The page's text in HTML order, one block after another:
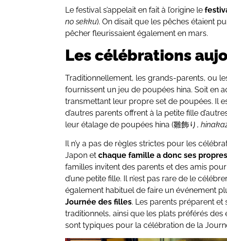
Le festival s’appelait en fait à l’origine le
no sekku). On disait que les pêches étaient
pêcher fleurissaient également en mars.
Les célébrations
Traditionnellement, les grands-parents, ou
fournissent un jeu de poupées hina. Soit en
transmettant leur propre set de poupées. Il
d’autres parents offrent à la petite fille
leur étalage de poupées hina (雛飾り,
Il n’y a pas de règles strictes pour les
Japon etchaque famille a donc ses
familles invitent des parents et des amis
d’une petite fille. Il n’est pas rare de le
également habituel de faire un événement
Journée des filles. Les parents préparent et
traditionnels, ainsi que les plats préférés des
sont typiques pour la célébration de la